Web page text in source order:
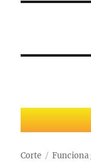
Corte Funciona